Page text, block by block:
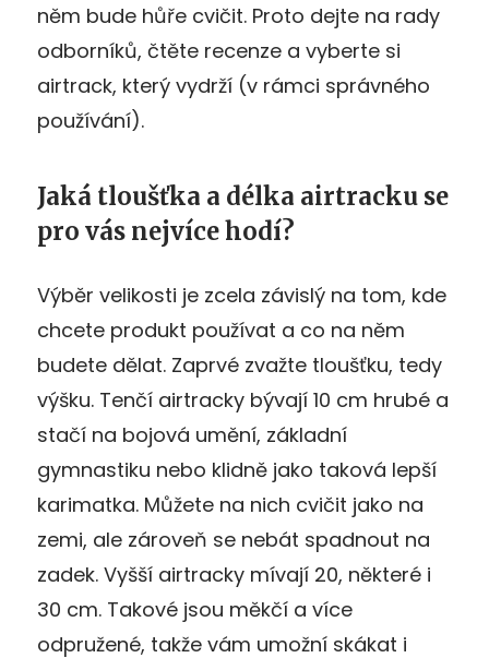
něm bude hůře cvičit. Proto dejte na rady
odborníků, čtěte recenze a vyberte si
airtrack, který vydrží (v rámci správného
používání).
Jaká tloušťka a délka airtracku se
pro vás nejvíce hodí?
Výběr velikosti je zcela závislý na tom, kde
chcete produkt používat a co na něm
budete dělat. Zaprvé zvažte tloušťku, tedy
výšku. Tenčí airtracky bývají 10 cm hrubé a
stačí na bojová umění, základní
gymnastiku nebo klidně jako taková lepší
karimatka. Můžete na nich cvičit jako na
zemi, ale zároveň se nebát spadnout na
zadek. Vyšší airtracky mívají 20, některé i
30 cm. Takové jsou měkčí a více
odpružené, takže vám umožní skákat i